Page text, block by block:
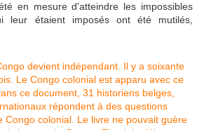
en mesure d'atteindre les impossibles
leur étaient imposés ont été mutilés,